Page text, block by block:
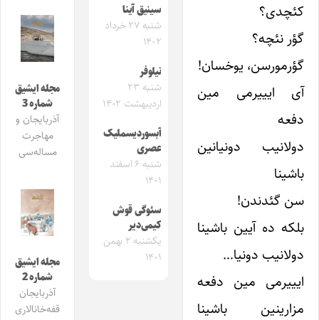
کئچدی؟
گؤر نئچه؟
گؤرمورسن، یوخسان!
آی ایییرمی مین
دفعه
دولانیب دونیانین
باشینا
سن گئدندن!
بلکه ده آیین باشینا
دولانیب دونیا…
ایییرمی مین دفعه
مزارینین باشینا
سینیق آینا
شنبه ۲۷ خرداد
۱۴۰۲
نیلوفر
شنبه ۲۳
اردیبهشت ۱۴۰۲
آبسوردیسملیک
عصری
شنبه ۶ اسفند
۱۴۰۱
سئوگی قوش
کیمی‌دیر
یکشنبه ۲ بهمن
۱۴۰۱
مجله ایشیق
شماره 3
آذربایجان و
مهاجرت
مساله‌سی
مجله ایشیق
شماره 2
آذربایجان
قفه‌خانالاری